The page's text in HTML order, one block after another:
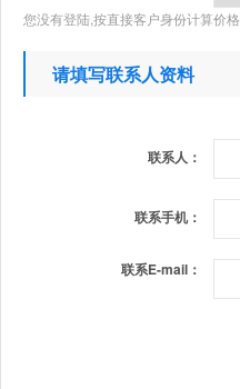
您没有登陆,按直接客户身份计算价格
请填写联系人资料
联系人：
联系手机：
联系E-mail：